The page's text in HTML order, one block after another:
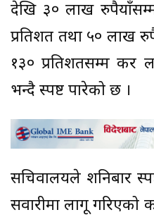
देखि ३० लाख
प्रतिशत तथा ५० लाख
१३० प्रतिशतसम्म कर
भन्दै स्पष्ट पारेको छ ।
सचिवालयले शनिबार
सवारीमा लागू गरिएको